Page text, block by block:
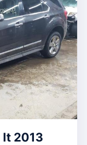
lt 2013